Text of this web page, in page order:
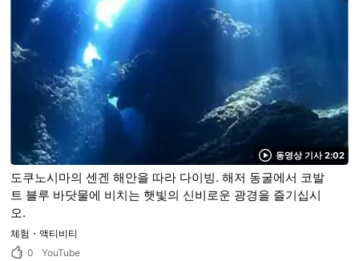
동영상 기사 2:02
도쿠노시마의 센겐 해안을 따라 다이빙. 해저 동굴에서 코발
트 블루 바닷물에 비치는 햇빛의 신비로운 광경을 즐기십시
오.
체험・액티비티
0
YouTube